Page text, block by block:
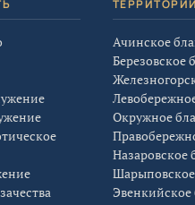
ТЕРРИТОРИИ
Ачинское
Березовское
Окружное
Назаровское